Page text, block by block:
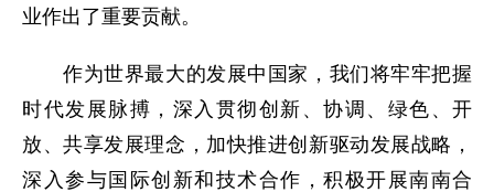
业作出了重要贡献。
作为世界最大的发展中国家，我们将牢牢把握
时代发展脉搏，深入贯彻创新、协调、绿色、开
放、共享发展理念，加快推进创新驱动发展战略，
深入参与国际创新和技术合作，积极开展南南合